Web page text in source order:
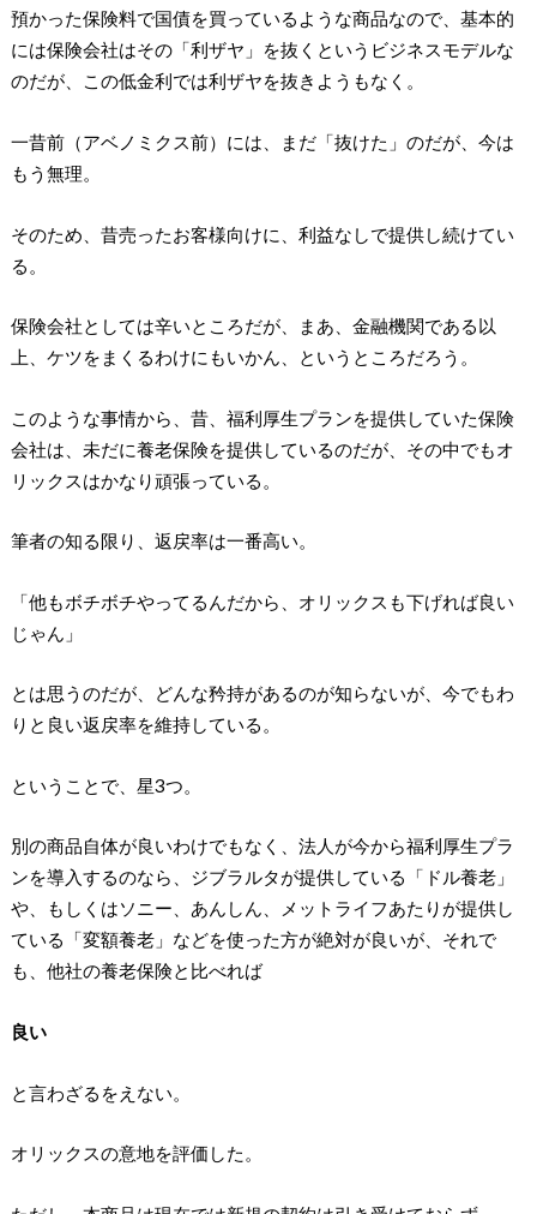
預かった保険料で国債を買っているような商品なので、基本的
には保険会社はその「利ザヤ」を抜くというビジネスモデルな
のだが、この低金利では利ザヤを抜きようもなく。
一昔前（アベノミクス前）には、まだ「抜けた」のだが、今は
もう無理。
そのため、昔売ったお客様向けに、利益なしで提供し続けてい
る。
保険会社としては辛いところだが、まあ、金融機関である以
上、ケツをまくるわけにもいかん、というところだろう。
このような事情から、昔、福利厚生プランを提供していた保険
会社は、未だに養老保険を提供しているのだが、その中でもオ
リックスはかなり頑張っている。
筆者の知る限り、返戻率は一番高い。
「他もボチボチやってるんだから、オリックスも下げれば良い
じゃん」
とは思うのだが、どんな矜持があるのが知らないが、今でもわ
りと良い返戻率を維持している。
ということで、星3つ。
別の商品自体が良いわけでもなく、法人が今から福利厚生プラ
ンを導入するのなら、ジブラルタが提供している「ドル養老」
や、もしくはソニー、あんしん、メットライフあたりが提供し
ている「変額養老」などを使った方が絶対が良いが、それで
も、他社の養老保険と比べれば
良い
と言わざるをえない。
オリックスの意地を評価した。